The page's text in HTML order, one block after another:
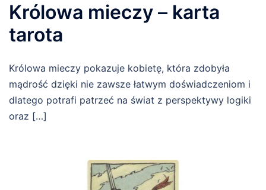
Królowa mieczy – karta
tarota
Królowa mieczy pokazuje kobietę, która zdobyła
mądrość dzięki nie zawsze łatwym doświadczeniom i
dlatego potrafi patrzeć na świat z perspektywy logiki
oraz […]